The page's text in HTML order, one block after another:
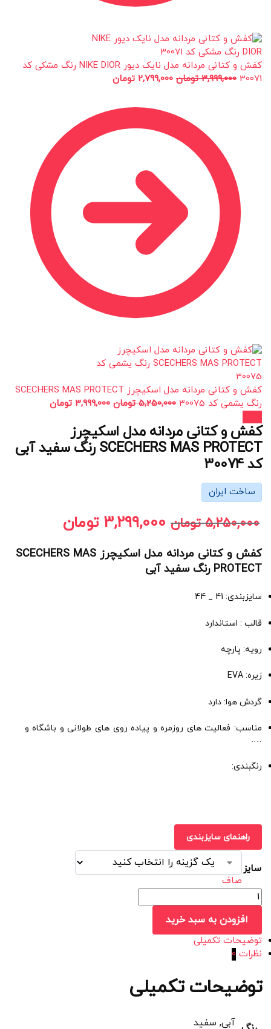
کفش و کتانی مردانه مدل نایک دیور NIKE DIOR رنگ مشکی کد
30071
3,999,000 تومان 2,799,000 تومان
کفش و کتانی مردانه مدل اسکیچرز SCECHERS MAS PROTECT
رنگ یشمی کد 30075
5,250,000 تومان 3,999,000 تومان
کفش و کتانی مردانه مدل اسکیچرز
SCECHERS MAS PROTECT رنگ سفید آبی
کد 30074
ساخت ایران
5,250,000 تومان 3,299,000 تومان
کفش و کتانی مردانه مدل اسکیچرز SCECHERS MAS
PROTECT رنگ سفید آبی
سایزبندی: 41 _ 44
قالب : استاندارد
رویه: پارچه
زیره: EVA
گردش هوا: دارد
مناسب: فعالیت های روزمره و پیاده روی های طولانی و باشگاه و
….
رنگبندی:
راهنمای سایزبندی
سایز
صاف
افزودن به سبد خرید
توضیحات تکمیلی
نظرات 0
توضیحات تکمیلی
آبی, سفید